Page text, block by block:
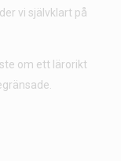
vi självklart på
om ett lärorikt